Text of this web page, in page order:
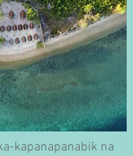
kapanapanabik na